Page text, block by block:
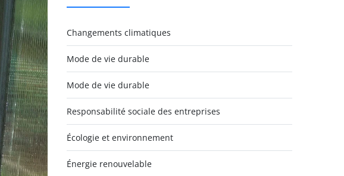
Changements climatiques
Mode de vie durable
Mode de vie durable
Responsabilité sociale des entreprises
Écologie et environnement
Énergie renouvelable